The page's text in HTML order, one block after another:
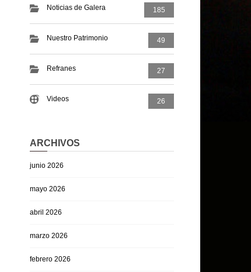
Noticias de Galera 185
Nuestro Patrimonio 49
Refranes 27
Videos 26
ARCHIVOS
junio 2026
mayo 2026
abril 2026
marzo 2026
febrero 2026